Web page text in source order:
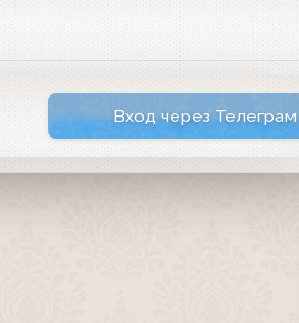
Вход через Телеграм